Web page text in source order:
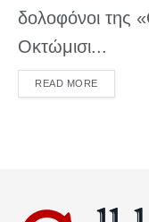
δολοφόνοι της
Οκτώμισι...
READ MOREDETAILS